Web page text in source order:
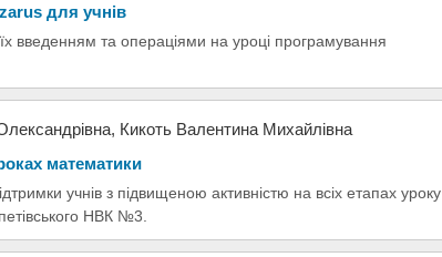
для учнів
введенням та операціями на уроці програмування
Кикоть Валентина Михайлівна
математики
учнів з підвищеною активністю на всіх етапах уроку
НВК №3.